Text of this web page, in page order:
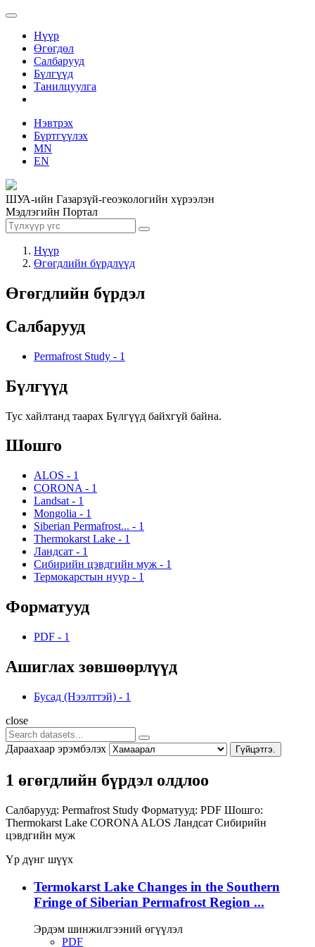
Нүүр
Өгөгдөл
Салбарууд
Бүлгүүд
Танилцуулга
Нэвтрэх
Бүртгүүлэх
MN
EN
ШУА-ийн Газарзүй-геоэкологийн хүрээлэн
Мэдлэгийн Портал
Нүүр
Өгөгдлийн бүрдлүүд
Өгөгдлийн бүрдэл
Салбарууд
Permafrost Study - 1
Бүлгүүд
Тус хайлтанд таарах Бүлгүүд байхгүй байна.
Шошго
ALOS - 1
CORONA - 1
Landsat - 1
Mongolia - 1
Siberian Permafrost... - 1
Thermokarst Lake - 1
Ландсат - 1
Сибирийн цэвдгийн муж - 1
Термокарстын нуур - 1
Форматууд
PDF - 1
Ашиглах зөвшөөрлүүд
Бусад (Нээлттэй) - 1
close
Дараахаар эрэмбэлэх Гүйцэтгэ.
1 өгөгдлийн бүрдэл олдлоо
Салбарууд: Permafrost Study Форматууд: PDF Шошго:
Thermokarst Lake CORONA ALOS Ландсат Сибирийн
цэвдгийн муж
Үр дүнг шүүх
Termokarst Lake Changes in the Southern
Fringe of Siberian Permafrost Region ...
Эрдэм шинжилгээний өгүүлэл
PDF